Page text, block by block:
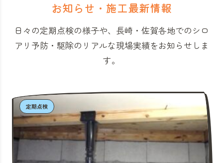
お知らせ・施工最新情報
日々の定期点検の様子や、長崎・佐賀各地でのシロ
アリ予防・駆除のリアルな現場実績をお知らせしま
す。
定期点検